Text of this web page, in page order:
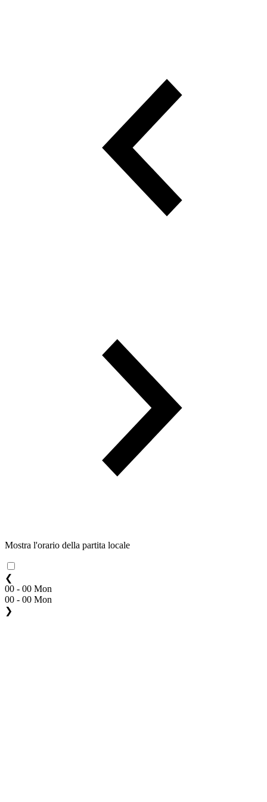
Mostra l'orario della partita locale
❮
00 - 00 Mon
00 - 00 Mon
❯